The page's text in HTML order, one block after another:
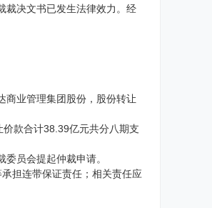
裁决文书已发生法律效力。经
商业管理集团股份，股份转让
款合计38.39亿元共分八期支
员会提起仲裁申请。
担连带保证责任；相关责任应